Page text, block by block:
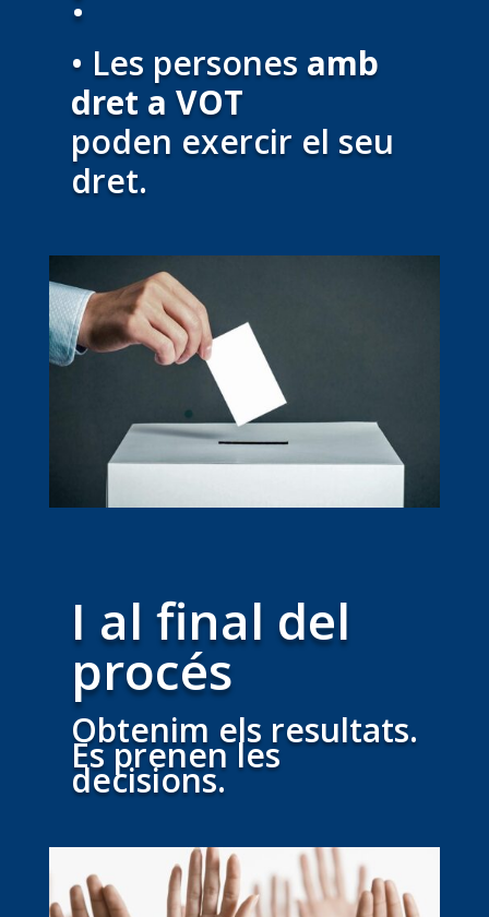
• Les persones amb
dret a VOT
poden exercir el seu
dret.
I al final del
procés
Obtenim els resultats.
Es prenen les
decisions.